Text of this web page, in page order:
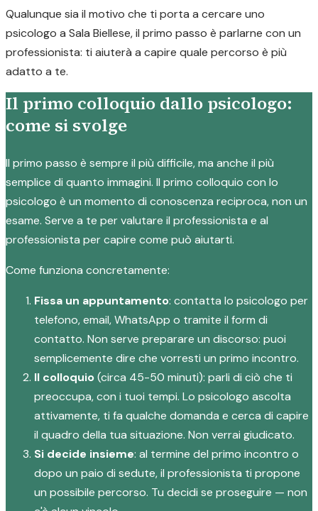
Qualunque sia il motivo che ti porta a cercare uno
psicologo a Sala Biellese, il primo passo è parlarne con un
professionista: ti aiuterà a capire quale percorso è più
adatto a te.
Il primo colloquio dallo psicologo:
come si svolge
Il primo passo è sempre il più difficile, ma anche il più
semplice di quanto immagini. Il primo colloquio con lo
psicologo è un momento di conoscenza reciproca, non un
esame. Serve a te per valutare il professionista e al
professionista per capire come può aiutarti.
Come funziona concretamente:
Fissa un appuntamento: contatta lo psicologo per
telefono, email, WhatsApp o tramite il form di
contatto. Non serve preparare un discorso: puoi
semplicemente dire che vorresti un primo incontro.
Il colloquio(circa 45-50 minuti): parli di ciò che ti
preoccupa, con i tuoi tempi. Lo psicologo ascolta
attivamente, ti fa qualche domanda e cerca di capire
il quadro della tua situazione. Non verrai giudicato.
Si decide insieme: al termine del primo incontro o
dopo un paio di sedute, il professionista ti propone
un possibile percorso. Tu decidi se proseguire — non